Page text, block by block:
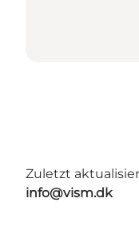
Zuletzt
info@vism.dk